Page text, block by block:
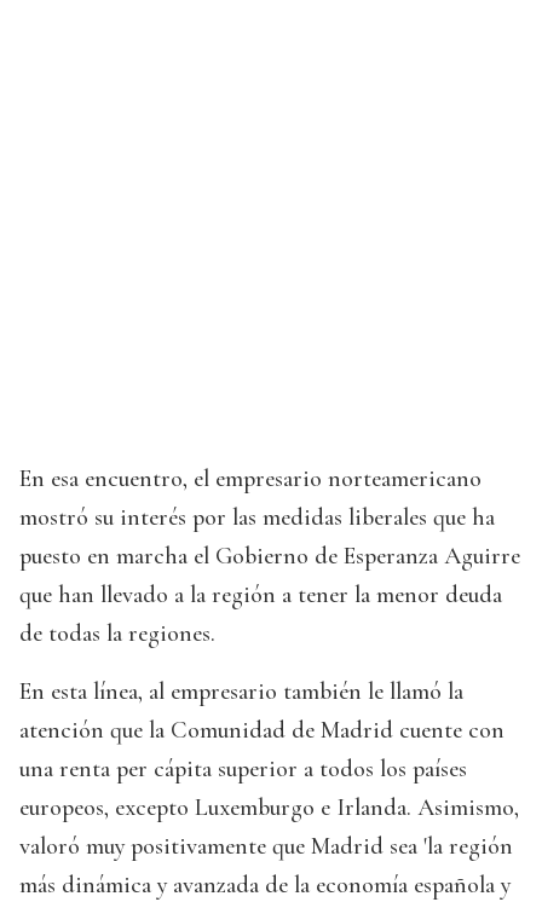
En esa encuentro, el empresario norteamericano
mostró su interés por las medidas liberales que ha
puesto en marcha el Gobierno de Esperanza Aguirre
que han llevado a la región a tener la menor deuda
de todas la regiones.
En esta línea, al empresario también le llamó la
atención que la Comunidad de Madrid cuente con
una renta per cápita superior a todos los países
europeos, excepto Luxemburgo e Irlanda. Asimismo,
valoró muy positivamente que Madrid sea 'la región
más dinámica y avanzada de la economía española y